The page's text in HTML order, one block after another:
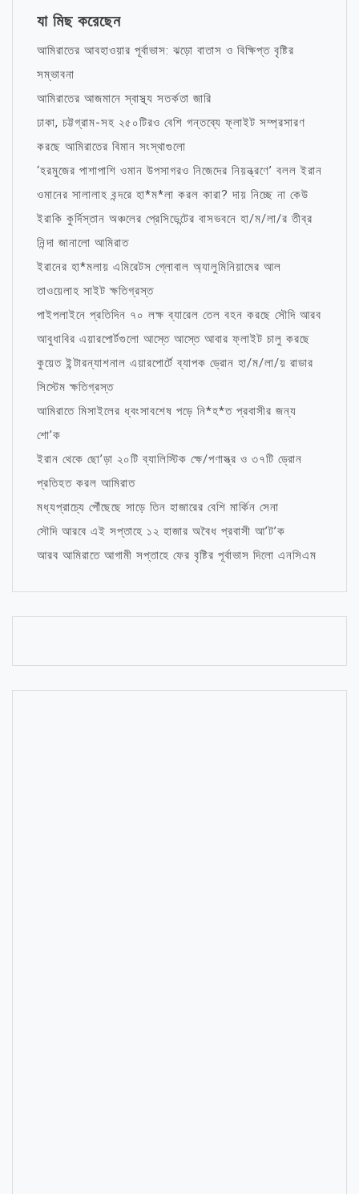
যা মিছ করেছেন
আমিরাতের আবহাওয়ার পূর্বাভাস: ঝড়ো বাতাস ও বিক্ষিপ্ত বৃষ্টির
সম্ভাবনা
আমিরাতের আজমানে স্বাস্থ্য সতর্কতা জারি
ঢাকা, চট্টগ্রাম-সহ ২৫০টিরও বেশি গন্তব্যে ফ্লাইট সম্প্রসারণ
করছে আমিরাতের বিমান সংস্থাগুলো
‘হরমুজের পাশাপাশি ওমান উপসাগরও নিজেদের নিয়ন্ত্রণে’ বলল ইরান
ওমানের সালালাহ বন্দরে হা*ম*লা করল কারা? দায় নিচ্ছে না কেউ
ইরাকি কুর্দিস্তান অঞ্চলের প্রেসিডেন্টের বাসভবনে হা/ম/লা/র তীব্র
নিন্দা জানালো আমিরাত
ইরানের হা*মলায় এমিরেটস গ্লোবাল অ্যালুমিনিয়ামের আল
তাওয়েলাহ সাইট ক্ষতিগ্রস্ত
পাইপলাইনে প্রতিদিন ৭০ লক্ষ ব্যারেল তেল বহন করছে সৌদি আরব
আবুধাবির এয়ারপোর্টগুলো আস্তে আস্তে আবার ফ্লাইট চালু করছে
কুয়েত ইন্টারন্যাশনাল এয়ারপোর্টে ব্যাপক ড্রোন হা/ম/লা/য় রাডার
সিস্টেম ক্ষতিগ্রস্ত
আমিরাতে মিসাইলের ধ্বংসাবশেষ পড়ে নি*হ*ত প্রবাসীর জন্য
শো’ক
ইরান থেকে ছো’ড়া ২০টি ব্যালিস্টিক ক্ষে/পণাস্ত্র ও ৩৭টি ড্রোন
প্রতিহত করল আমিরাত
মধ্যপ্রাচ্যে পৌঁছেছে সাড়ে তিন হাজারের বেশি মার্কিন সেনা
সৌদি আরবে এই সপ্তাহে ১২ হাজার অবৈধ প্রবাসী আ’ট’ক
আরব আমিরাতে আগামী সপ্তাহে ফের বৃষ্টির পূর্বাভাস দিলো এনসিএম